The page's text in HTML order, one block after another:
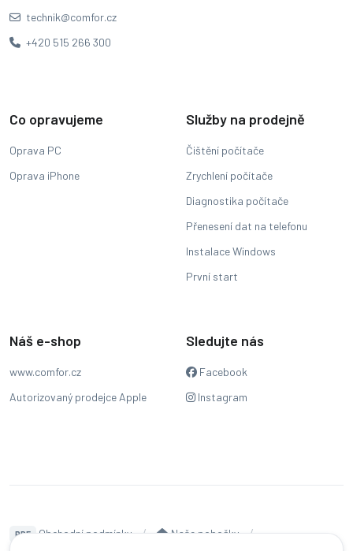
technik@comfor.cz
+420 515 266 300
Co opravujeme
Oprava PC
Oprava iPhone
Služby na prodejně
Čištění počítače
Zrychlení počítače
Diagnostika počítače
Přenesení dat na telefonu
Instalace Windows
První start
Náš e-shop
www.comfor.cz
Autorizovaný prodejce Apple
Sledujte nás
Facebook
Instagram
PDF Obchodní podmínky
Naše pobočky